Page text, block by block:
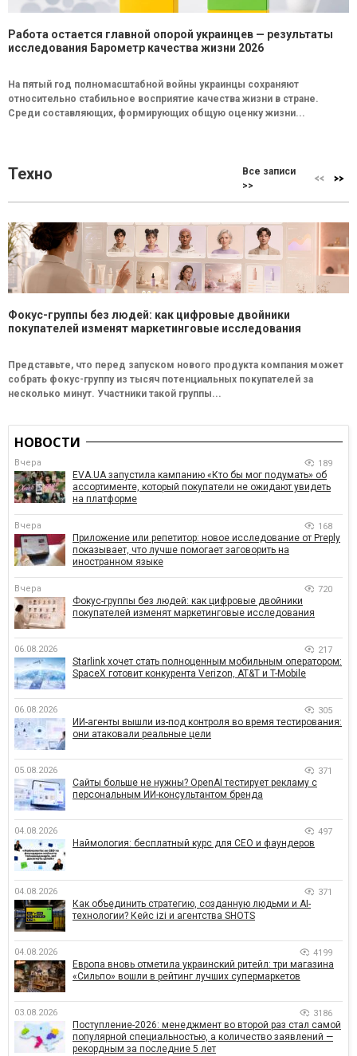
Работа остается главной опорой украинцев — результаты
исследования Барометр качества жизни 2026
На пятый год полномасштабной войны украинцы сохраняют
относительно стабильное восприятие качества жизни в стране.
Среди составляющих, формирующих общую оценку жизни...
Техно
Все записи
>>
Фокус-группы без людей: как цифровые двойники
покупателей изменят маркетинговые исследования
Представьте, что перед запуском нового продукта компания может
собрать фокус-группу из тысяч потенциальных покупателей за
несколько минут. Участники такой группы...
НОВОСТИ
Вчера 189
EVA.UA запустила кампанию «Кто бы мог подумать» об
ассортименте, который покупатели не ожидают увидеть
на платформе
Вчера 168
Приложение или репетитор: новое исследование от Preply
показывает, что лучше помогает заговорить на
иностранном языке
Вчера 720
Фокус-группы без людей: как цифровые двойники
покупателей изменят маркетинговые исследования
06.08.2026 217
Starlink хочет стать полноценным мобильным оператором:
SpaceX готовит конкурента Verizon, AT&T и T-Mobile
06.08.2026 305
ИИ-агенты вышли из-под контроля во время тестирования:
они атаковали реальные цели
05.08.2026 371
Сайты больше не нужны? OpenAI тестирует рекламу с
персональным ИИ-консультантом бренда
04.08.2026 497
Наймология: бесплатный курс для CEO и фаундеров
04.08.2026 371
Как объединить стратегию, созданную людьми и AI-
технологии? Кейс izi и агентства SHOTS
04.08.2026 4199
Европа вновь отметила украинский ритейл: три магазина
«Сильпо» вошли в рейтинг лучших супермаркетов
03.08.2026 3186
Поступление-2026: менеджмент во второй раз стал самой
популярной специальностью, а количество заявлений —
рекордным за последние 5 лет